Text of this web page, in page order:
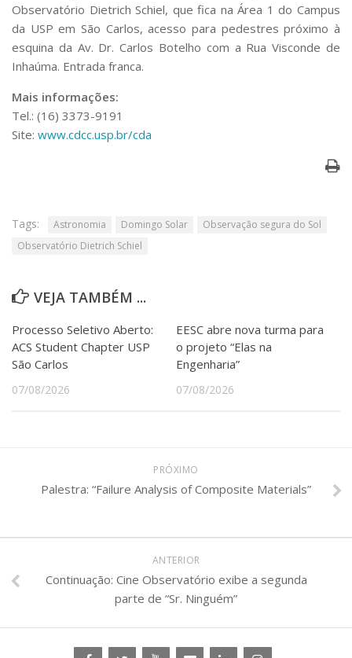
Observatório Dietrich Schiel, que fica na Área 1 do Campus
da USP em São Carlos, acesso para pedestres próximo à
esquina da Av. Dr. Carlos Botelho com a Rua Visconde de
Inhaúma. Entrada franca.
Mais informações:
Tel.: (16) 3373-9191
Site: www.cdcc.usp.br/cda
Tags: Astronomia Domingo Solar
Observação segura do Sol
Observatório Dietrich Schiel
VEJA TAMBÉM ...
Processo Seletivo Aberto:
ACS Student Chapter USP
São Carlos
07/08/2026
EESC abre nova turma para
o projeto “Elas na
Engenharia”
07/08/2026
PRÓXIMO
Palestra: “Failure Analysis of Composite Materials”
ANTERIOR
Continuação: Cine Observatório exibe a segunda
parte de “Sr. Ninguém”